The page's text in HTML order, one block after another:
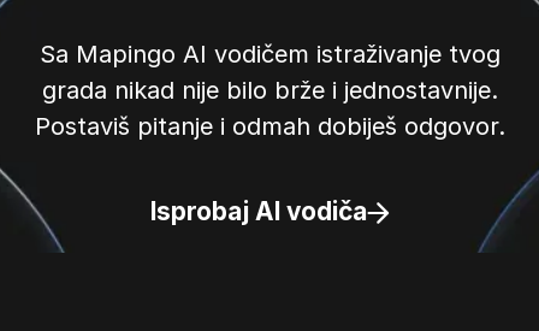
Sa Mapingo AI vodičem istraživanje tvog
grada nikad nije bilo brže i jednostavnije.
Postaviš pitanje i odmah dobiješ odgovor.
Isprobaj AI vodiča